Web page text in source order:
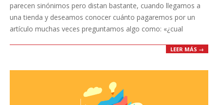
parecen sinónimos pero distan bastante, cuando llegamos a
una tienda y deseamos conocer cuánto pagaremos por un
artículo muchas veces preguntamos algo como: «¿cual
LEER MÁS →